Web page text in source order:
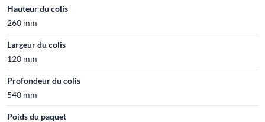
Hauteur du colis
260 mm
Largeur du colis
120 mm
Profondeur du colis
540 mm
Poids du paquet